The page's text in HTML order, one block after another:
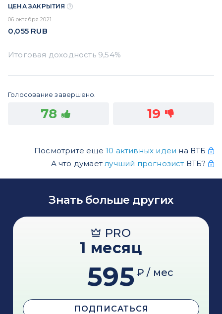
ЦЕНА ЗАКРЫТИЯ
06 октября 2021
0,055 RUB
Голосование завершено.
78 19
Посмотрите еще 10 активных идеи на ВТБ
А что думаетлучший прогнозист ВТБ?
Знать больше других
PRO
1 месяц
595 ₽ / мес
ПОДПИСАТЬСЯ